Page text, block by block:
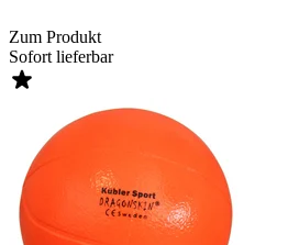
Zum Produkt
Sofort lieferbar